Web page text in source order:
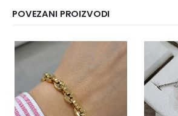
POVEZANI PROIZVODI